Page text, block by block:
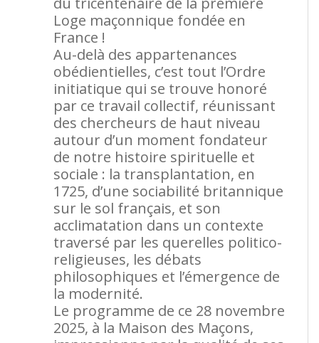
Loge maçonnique fondée en
France !
Au-delà des appartenances
obédientielles, c’est tout l’Ordre
initiatique qui se trouve honoré
par ce travail collectif, réunissant
des chercheurs de haut niveau
autour d’un moment fondateur
de notre histoire spirituelle et
sociale : la transplantation, en
1725, d’une sociabilité britannique
sur le sol français, et son
acclimatation dans un contexte
traversé par les querelles politico-
religieuses, les débats
philosophiques et l’émergence de
la modernité.
Le programme de ce 28 novembre
2025, à la Maison des Maçons,